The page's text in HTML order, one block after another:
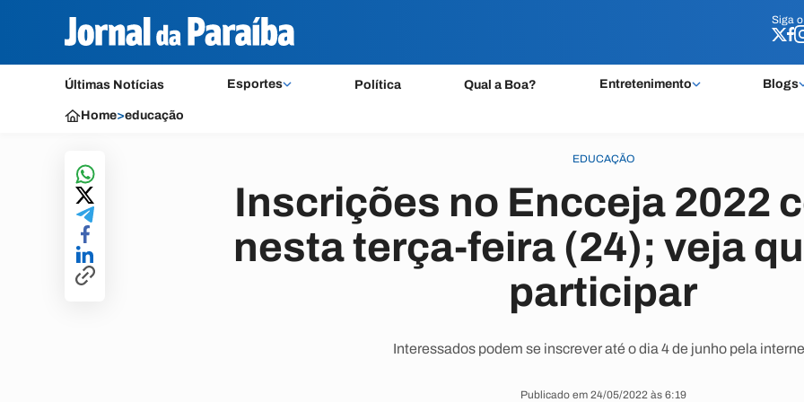
Siga o
Últimas Notícias Esportes Política Qual a Boa? Entretenimento Blogs
Siga o
Home>educação
EDUCAÇÃO
Inscrições no Encceja 2022
nesta terça-feira (24); veja
participar
Interessados podem se inscrever até o dia 4 de junho pela
Publicado em 24/05/2022 às 6:19